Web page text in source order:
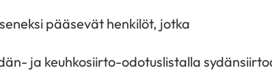
pääsevät henkilöt, jotka
ja keuhkosiirto-odotuslistalla